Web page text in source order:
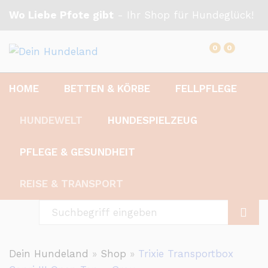
Wo Liebe Pfote gibt - Ihr Shop für Hundeglück!
0 0
HOME BETTEN & KÖRBE FELLPFLEGE
HUNDEWELT HUNDESPIELZEUG
PFLEGE & GESUNDHEIT
REISE & TRANSPORT
Dein Hundeland » Shop » Trixie Transportbox